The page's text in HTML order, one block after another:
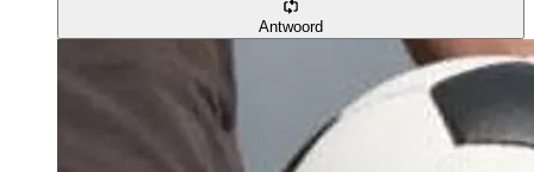
Antwoord